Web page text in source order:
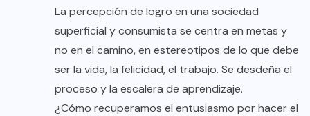
La percepción de logro en una sociedad
superficial y consumista se centra en metas y
no en el camino, en estereotipos de lo que debe
ser la vida, la felicidad, el trabajo. Se desdeña el
proceso y la escalera de aprendizaje.
¿Cómo recuperamos el entusiasmo por hacer el